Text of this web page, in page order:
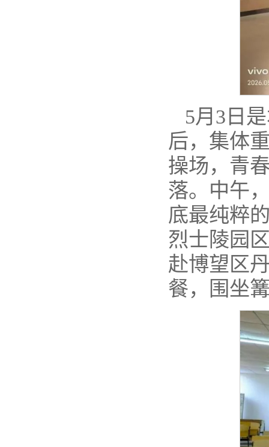
5月3日
后，集体
操场，青
落。中午
底最纯粹
烈士陵园
赴博望区
餐，围坐